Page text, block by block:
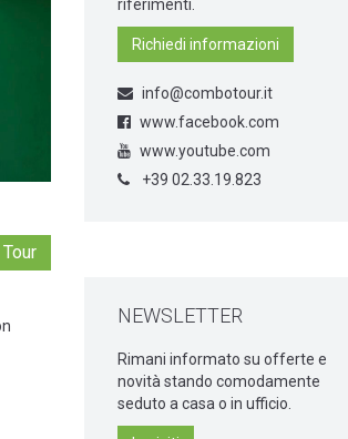
riferimenti.
Richiedi informazioni
info@combotour.it
www.facebook.com
www.youtube.com
+39 02.33.19.823
NEWSLETTER
Rimani informato su offerte e
novità stando comodamente
seduto a casa o in ufficio.